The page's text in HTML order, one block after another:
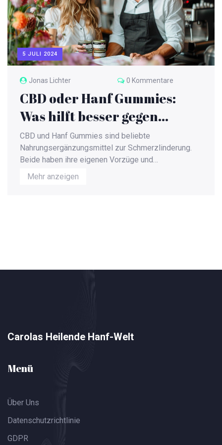
5 JULI 2024
Jonas Lichter 0 Kommentare
CBD oder Hanf Gummies:
Was hilft besser gegen
Schmerzen?
CBD und Hanf Gummies sind beliebte
Nahrungsergänzungsmittel zur Schmerzlinderung.
Beide haben ihre eigenen Vorzüge und
Wirkungsweisen. In diesem Artikel werden die
Unterschiede und Vorteile beider Optionen
Mehr anzeigen
Carolas Heilende Hanf-Welt
Menü
Über Uns
Datenschutzrichtlinie
GDPR